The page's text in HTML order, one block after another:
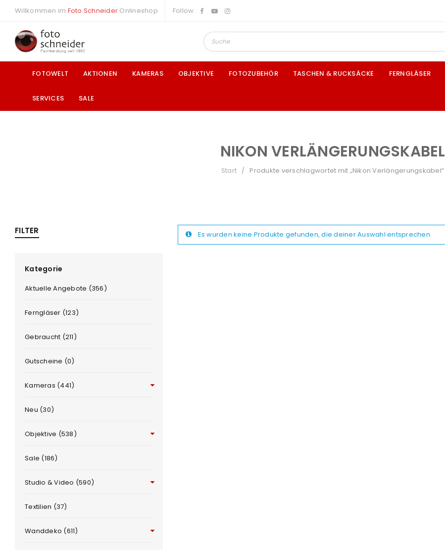
Willkommen im Foto Schneider Onlineshop Follow:
FOTOWELT AKTIONEN KAMERAS OBJEKTIVE FOTOZUBEHÖR TASCHEN & RUCKSÄCKE FERNGLÄSER
SERVICES SALE
NIKON VERLÄNGERUNGSKABEL
Start / Produkte verschlagwortet mit „Nikon Verlängerungskabel“
FILTER
Kategorie
Aktuelle Angebote (356)
Ferngläser (123)
Gebraucht (211)
Gutscheine (0)
Kameras (441)
Neu (30)
Objektive (538)
Sale (186)
Studio & Video (590)
Textilien (37)
Wanddeko (611)
Es wurden keine Produkte gefunden, die deiner Auswahl entsprechen.